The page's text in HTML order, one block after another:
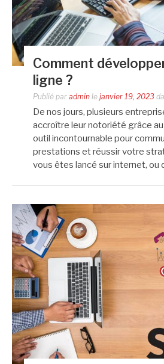
Comment
ligne ?
Publié par admin le janvier 19, 2023
De nos jours, plusieurs
accroître leur notoriété grâce
outil incontournable pour
prestations et réussir votre
vous êtes lancé sur internet, ou